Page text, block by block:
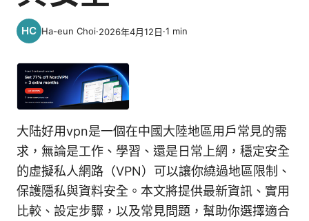
Ha-eun Choi·2026年4月12日·1 min
大陆好用vpn是一個在中國大陸地區用戶常見的需
求，無論是工作、學習、還是日常上網，穩定安全
的虛擬私人網路（VPN）可以讓你繞過地區限制、
保護隱私與資料安全。本文將提供最新資訊、實用
比較、設定步驟，以及常見問題，幫助你選擇適合